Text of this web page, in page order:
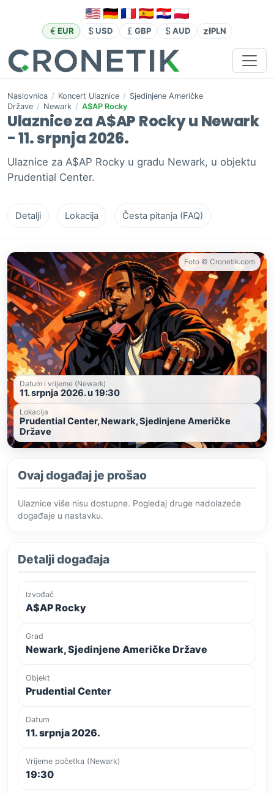
EUR USD GBP AUD złPLN
Naslovnica / Koncert Ulaznice / Sjedinjene Američke
Države / Newark / A$AP Rocky
Ulaznice za A$AP Rocky u Newark
- 11. srpnja 2026.
Ulaznice za A$AP Rocky u gradu Newark, u objektu
Prudential Center.
Detalji Lokacija Česta pitanja (FAQ)
Foto © Cronetik.com
Datum i vrijeme (Newark)
11. srpnja 2026. u 19:30
Lokacija
Prudential Center, Newark, Sjedinjene Američke
Države
Ovaj događaj je prošao
Ulaznice više nisu dostupne. Pogledaj druge nadolazeće
događaje u nastavku.
Detalji događaja
Izvođač
A$AP Rocky
Grad
Newark, Sjedinjene Američke Države
Objekt
Prudential Center
Datum
11. srpnja 2026.
Vrijeme početka (Newark)
19:30